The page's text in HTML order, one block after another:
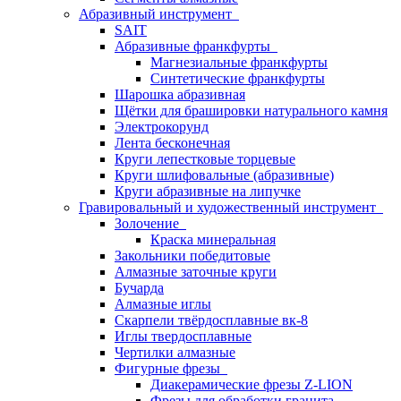
Абразивный инструмент
SAIT
Абразивные франкфурты
Магнезиальные франкфурты
Синтетические франкфурты
Шарошка абразивная
Щётки для брашировки натурального камня
Электрокорунд
Лента бесконечная
Круги лепестковые торцевые
Круги шлифовальные (абразивные)
Круги абразивные на липучке
Гравировальный и художественный инструмент
Золочение
Краска минеральная
Закольники победитовые
Алмазные заточные круги
Бучарда
Алмазные иглы
Скарпели твёрдосплавные вк-8
Иглы твердосплавные
Чертилки алмазные
Фигурные фрезы
Диакерамические фрезы Z-LION